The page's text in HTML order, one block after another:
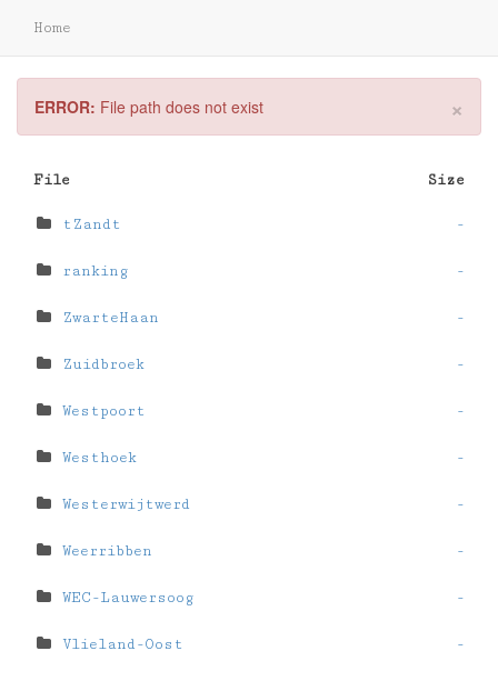
Home
ERROR: File path does not exist ×
File Size
tZandt -
ranking -
ZwarteHaan -
Zuidbroek -
Westpoort -
Westhoek -
Westerwijtwerd -
Weerribben -
WEC-Lauwersoog -
Vlieland-Oost -